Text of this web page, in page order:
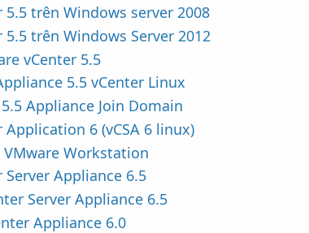
5.5 trên Windows server 2008
trên Windows Server 2012
vCenter 5.5
5.5 vCenter Linux
Appliance Join Domain
6 (vCSA 6 linux)
VMware Workstation
Server Appliance 6.5
Server Appliance 6.5
Appliance 6.0